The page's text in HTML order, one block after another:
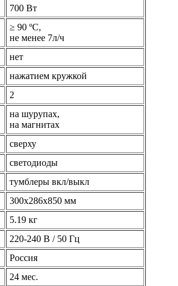
700 Вт
≥ 90 ºС,
не менее 7л/ч
нет
нажатием кружкой
2
на шурупах,
на магнитах
сверху
светодиоды
тумблеры вкл/выкл
300x286x850 мм
5.19 кг
220-240 В / 50 Гц
Россия
24 мес.